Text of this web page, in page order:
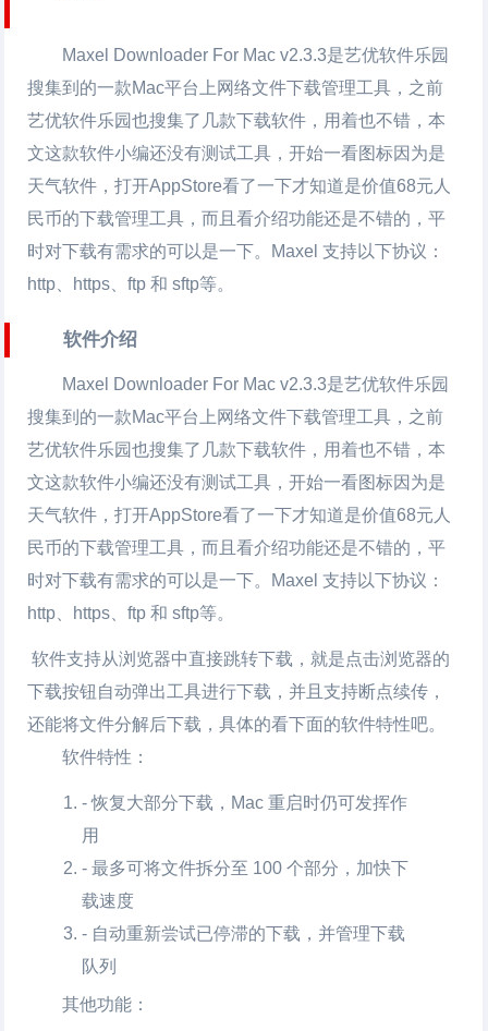
Maxel Downloader For Mac v2.3.3是艺优软件乐园
搜集到的一款Mac平台上网络文件下载管理工具，之前
艺优软件乐园也搜集了几款下载软件，用着也不错，本
文这款软件小编还没有测试工具，开始一看图标因为是
天气软件，打开AppStore看了一下才知道是价值68元人
民币的下载管理工具，而且看介绍功能还是不错的，平
时对下载有需求的可以是一下。Maxel 支持以下协议：
http、https、ftp 和 sftp等。
软件介绍
Maxel Downloader For Mac v2.3.3是艺优软件乐园
搜集到的一款Mac平台上网络文件下载管理工具，之前
艺优软件乐园也搜集了几款下载软件，用着也不错，本
文这款软件小编还没有测试工具，开始一看图标因为是
天气软件，打开AppStore看了一下才知道是价值68元人
民币的下载管理工具，而且看介绍功能还是不错的，平
时对下载有需求的可以是一下。Maxel 支持以下协议：
http、https、ftp 和 sftp等。
软件支持从浏览器中直接跳转下载，就是点击浏览器的
下载按钮自动弹出工具进行下载，并且支持断点续传，
还能将文件分解后下载，具体的看下面的软件特性吧。
软件特性：
- 恢复大部分下载，Mac 重启时仍可发挥作
用
- 最多可将文件拆分至 100 个部分，加快下
载速度
- 自动重新尝试已停滞的下载，并管理下载
队列
其他功能：